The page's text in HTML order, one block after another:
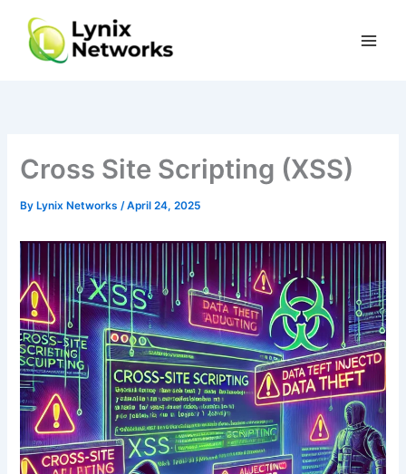
content
Cross Site Scripting (XSS)
By Lynix Networks/April 24, 2025